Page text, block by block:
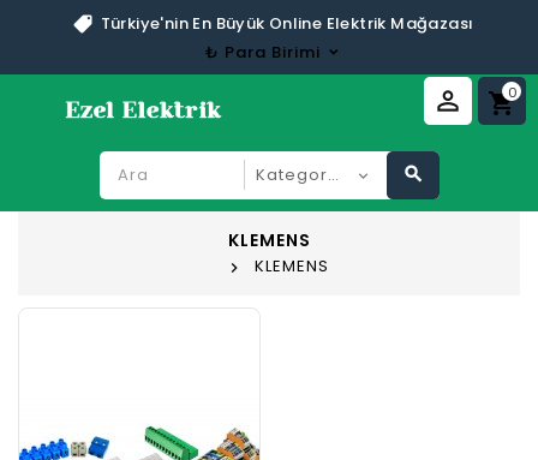
Türkiye'nin En Büyük Online Elektrik Mağazası
₺ Para Birimi
search
perm_identity shopping_cart
0
KLEMENS
KLEMENS